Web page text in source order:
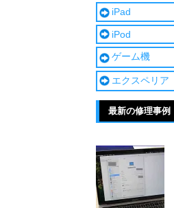
iPad
iPod
ゲーム機
エクスペリア
最新の修理事例